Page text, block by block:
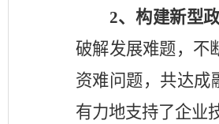
2、 构建新型
破解发展难题，不
资难问题，共达成
有力地支持了企业